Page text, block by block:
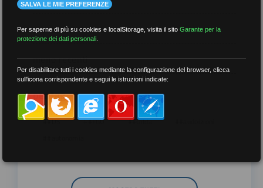
più recenti
meno recenti
per tag
##DS ##FGU ##Gilda
SALVA LE MIE PREFERENZE
Per saperne di più su cookies e localStorage, visita il sitoGarante per la
protezione dei dati personali
Per disabilitare tutti i cookies mediante la configurazione del browser, clicca
sull'icona corrispondente e segui le istruzioni indicate: